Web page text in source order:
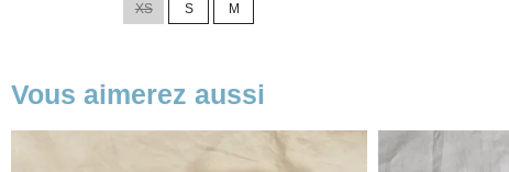
XS S M
Vous aimerez aussi